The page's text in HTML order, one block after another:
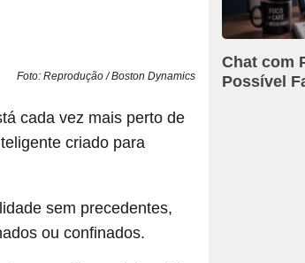
Foto: Reprodução / Boston Dynamics
cada vez mais perto de
criado para
sem precedentes,
ou confinados.
Chat com
Possível